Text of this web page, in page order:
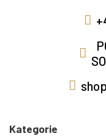
Kategorie